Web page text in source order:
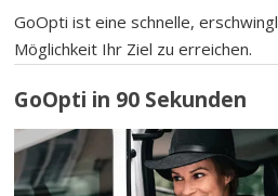
GoOpti ist eine schnelle,
Möglichkeit Ihr Ziel zu erreichen.
GoOpti in 90 Sekunden